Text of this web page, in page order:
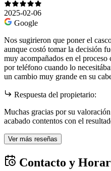
2025-02-06
Google
Nos sugirieron que poner el
aunque costó tomar la decisión
muy acompañados en el
por teléfono cuando lo
un cambio muy grande en su
Respuesta del propietario:
Muchas gracias por su
acabado contentos con el
Ver más reseñas
Contacto y